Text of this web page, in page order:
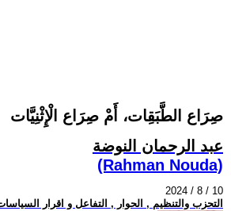
صِرَاع الطَّبَقِات، أَمْ صِرَاع الْإِثْنِيَّات
عبد الرحمان النوضة
(Rahman Nouda)
2024 / 8 / 10
التحزب والتنظيم , الحوار , التفاعل و اقرار